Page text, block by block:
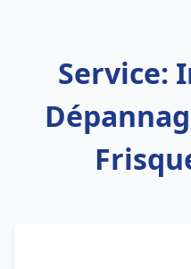
Service: